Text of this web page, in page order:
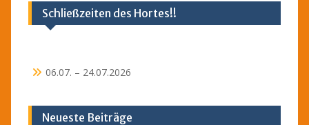
Schließzeiten des Hortes!!
06.07. – 24.07.2026
Neueste Beiträge